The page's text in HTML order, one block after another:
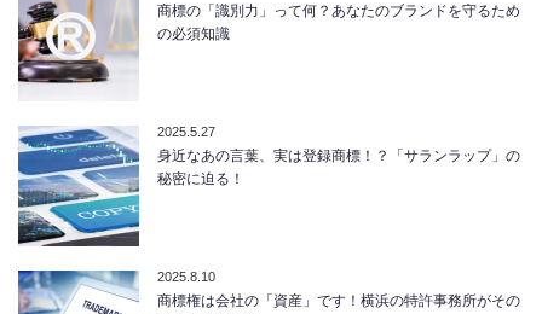
商標の「識別力」って何？あなたのブランドを守るため
の必須知識
2025.5.27
身近なあの言葉、実は登録商標！？「サランラップ」の
秘密に迫る！
2025.8.10
商標権は会社の「資産」です！横浜の特許事務所がその